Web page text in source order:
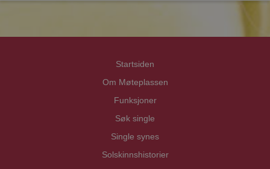
Startsiden
Om Møteplassen
Funksjoner
Søk single
Single synes
Solskinnshistorier